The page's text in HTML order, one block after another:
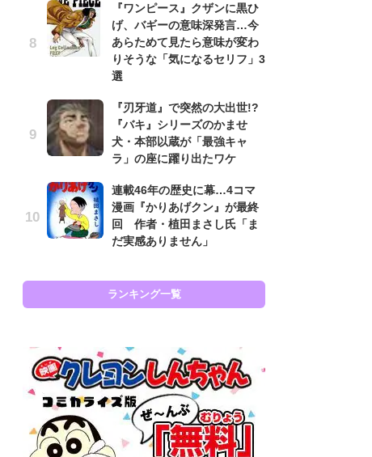
『ワンピース』クザンに黒ひ
げ、バギーの意味深発言…今
あらためて見たら意味が変わ
りそうな「気になるセリフ」3
選
『刃牙道』で突然の大出世!?
『バキ』シリーズのかませ
犬・本部以蔵が「最強キャ
ラ」の座に躍り出たワケ
連載46年の歴史に幕…4コマ
漫画『かりあげクン』が最終
回 作者・植田まさし氏「ま
だ実感ありません」
ランキング一覧